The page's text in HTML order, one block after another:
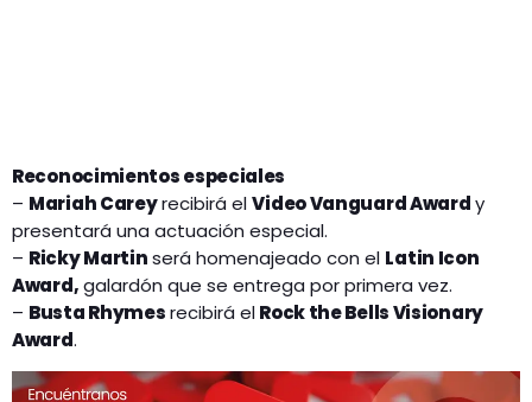
Reconocimientos especiales
– Mariah Careyrecibirá elVideo Vanguard Awardy
presentará una actuación especial.
– Ricky Martinserá homenajeado con el Latin Icon
Award,galardón que se entrega por primera vez.
– Busta Rhymesrecibirá elRock the Bells Visionary
Award.